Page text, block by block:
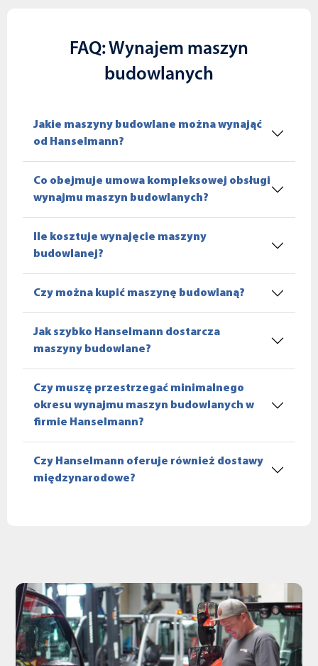
FAQ: Wynajem maszyn
budowlanych
Jakie maszyny budowlane można wynająć
od Hanselmann?
Co obejmuje umowa kompleksowej obsługi
wynajmu maszyn budowlanych?
Ile kosztuje wynajęcie maszyny
budowlanej?
Czy można kupić maszynę budowlaną?
Jak szybko Hanselmann dostarcza
maszyny budowlane?
Czy muszę przestrzegać minimalnego
okresu wynajmu maszyn budowlanych w
firmie Hanselmann?
Czy Hanselmann oferuje również dostawy
międzynarodowe?